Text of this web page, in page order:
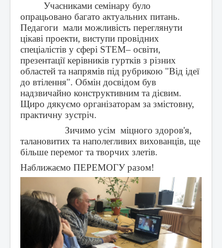
Учасниками семінару було
опрацьовано багато актуальних питань.
Педагоги мали можливість переглянути
цікаві проекти, виступи провідних
спеціалістів у сфері STEM– освіти,
презентації керівників гуртків з різних
областей та напрямів під рубрикою "Від ідеї
до втілення". Обмін досвідом був
надзвичайно конструктивним та дієвим.
Щиро дякуємо організаторам за змістовну,
практичну зустріч.
Зичимо усім міцного здоров'я,
талановитих та наполегливих вихованців, ще
більше перемог та творчих злетів.
Наближаємо ПЕРЕМОГУ разом!